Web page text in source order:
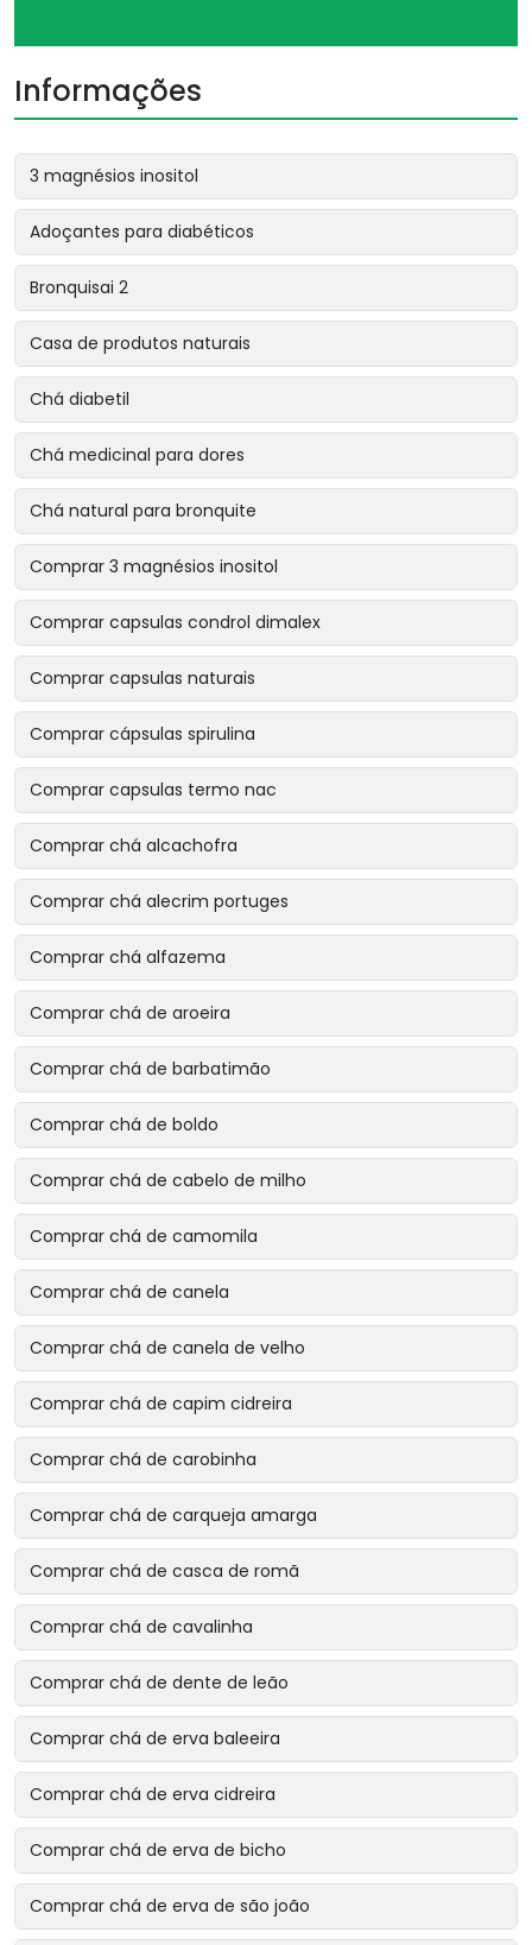
Informações
3 magnésios inositol
Adoçantes para diabéticos
Bronquisai 2
Casa de produtos naturais
Chá diabetil
Chá medicinal para dores
Chá natural para bronquite
Comprar 3 magnésios inositol
Comprar capsulas condrol dimalex
Comprar capsulas naturais
Comprar cápsulas spirulina
Comprar capsulas termo nac
Comprar chá alcachofra
Comprar chá alecrim portuges
Comprar chá alfazema
Comprar chá de aroeira
Comprar chá de barbatimão
Comprar chá de boldo
Comprar chá de cabelo de milho
Comprar chá de camomila
Comprar chá de canela
Comprar chá de canela de velho
Comprar chá de capim cidreira
Comprar chá de carobinha
Comprar chá de carqueja amarga
Comprar chá de casca de romã
Comprar chá de cavalinha
Comprar chá de dente de leão
Comprar chá de erva baleeira
Comprar chá de erva cidreira
Comprar chá de erva de bicho
Comprar chá de erva de são joão